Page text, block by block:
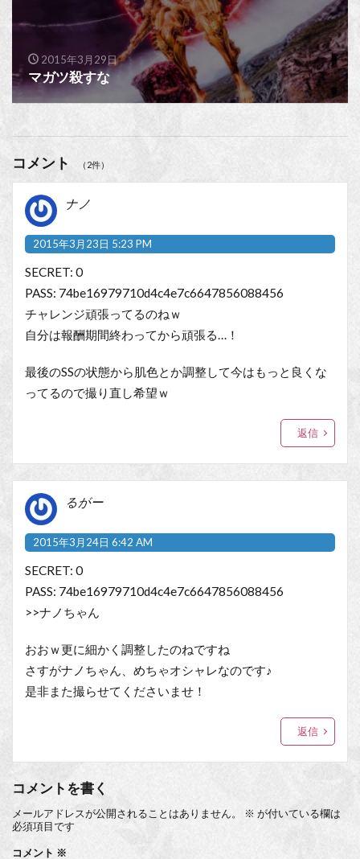
2015年3月29日
マガツ殺すな
コメント （2件）
ナノ
2015年3月23日 5:23 PM
SECRET: 0
PASS: 74be16979710d4c4e7c6647856088456
チャレンジ頑張ってるのねｗ
自分は報酬期間終わってから頑張る…！
最後のSSの状態から肌色とか調整して今はもっと良くな
ってるので撮り直し希望ｗ
返信
るがー
2015年3月24日 6:42 AM
SECRET: 0
PASS: 74be16979710d4c4e7c6647856088456
>>ナノちゃん
おおｗ更に細かく調整したのねですね
さすがナノちゃん、めちゃオシャレなのです♪
是非また撮らせてくださいませ！
返信
コメントを書く
メールアドレスが公開されることはありません。 ※ が付いている欄は
必須項目です
コメント ※